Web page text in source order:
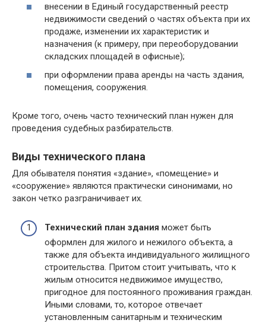
внесении в Единый государственный реестр
недвижимости сведений о частях объекта при их
продаже, изменении их характеристик и
назначения (к примеру, при переоборудовании
складских площадей в офисные);
при оформлении права аренды на часть здания,
помещения, сооружения.
Кроме того, очень часто технический план нужен для
проведения судебных разбирательств.
Виды технического плана
Для обывателя понятия «здание», «помещение» и
«сооружение» являются практически синонимами, но
закон четко разграничивает их.
Технический план здания может быть
оформлен для жилого и нежилого объекта, а
также для объекта индивидуального жилищного
строительства. Притом стоит учитывать, что к
жилым относится недвижимое имущество,
пригодное для постоянного проживания граждан.
Иными словами, то, которое отвечает
установленным санитарным и техническим